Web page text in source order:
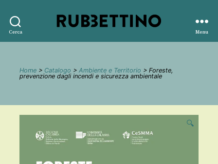
Cerca
editore
Menu
Home > Catalogo > Ambiente e Territorio > Foreste,
prevenzione dagli incendi e sicurezza ambientale
🔍